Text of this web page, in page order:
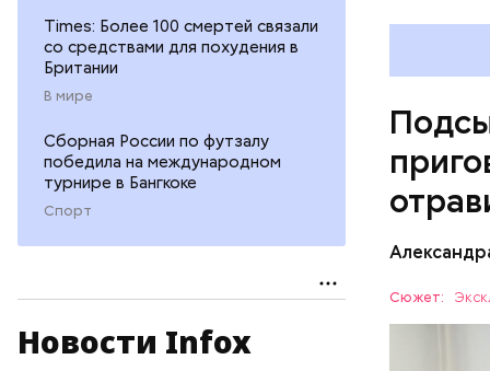
Times: Более 100 смертей связали
со средствами для похудения в
Британии
В мире
Сборная России по футзалу
победила на международном
турнире в Бангкоке
Спорт
Новости Infox
Сюжет:
Все
Видео: